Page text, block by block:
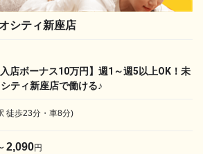
シティ新座店
店ボーナス10万円】週1～週5以上OK！未
ティ新座店で働ける♪
徒歩23分・車8分)
2,090円